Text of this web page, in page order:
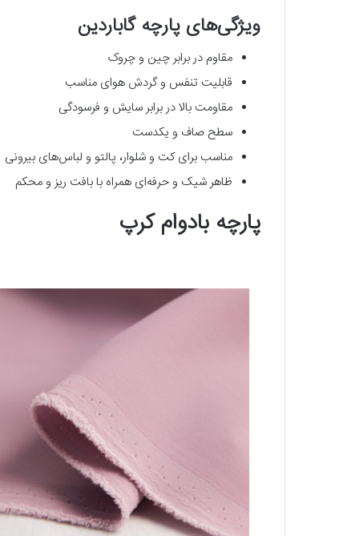
ویژگی‌های پارچه گاباردین
مقاوم در برابر چین و چروک
قابلیت تنفس و گردش هوای مناسب
مقاومت بالا در برابر سایش و فرسودگی
سطح صاف و یکدست
مناسب برای کت و شلوار، پالتو و لباس‌های بیرونی
ظاهر شیک و حرفه‌ای همراه با بافت ریز و محکم
پارچه ‌بادوام کرپ